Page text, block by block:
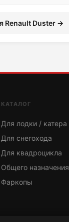
Renault Duster →
КАТАЛОГ
Для лодки / катера
Для снегохода
Для квадроцикла
Общего назначения
Фаркопы